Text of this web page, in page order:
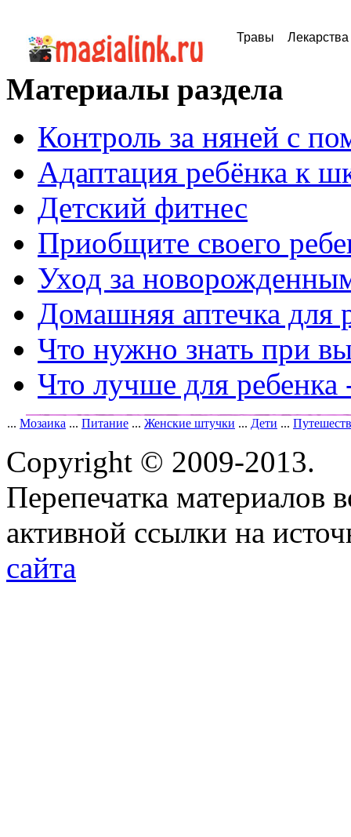
Травы Лекарства
Материалы раздела
Контроль за няней с
Адаптация ребёнка к
Детский фитнес
Приобщите своего
Уход за
Домашняя аптечка для
Что нужно знать при
Что лучше для ребенка
... Мозаика ... Питание ... Женские штучки ... Дети ...
Copyright © 2009-2013.
Перепечатка материалов
активной ссылки на
сайта